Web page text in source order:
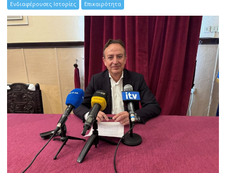
Ενδιαφέρουσες Ιστορίες Επικαιρότητα